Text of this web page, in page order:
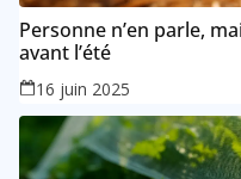
Personne n’en parle,
avant l’été
16 juin 2025